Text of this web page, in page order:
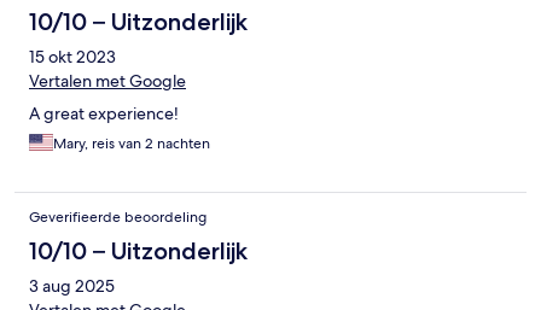
10/10 – Uitzonderlijk
15 okt 2023
Vertalen met Google
A great experience!
Mary, reis van 2 nachten
Geverifieerde beoordeling
10/10 – Uitzonderlijk
3 aug 2025